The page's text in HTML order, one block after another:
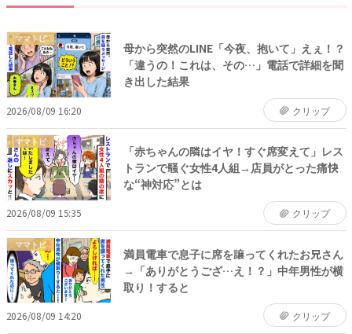
ママトピ
母から突然のLINE「今夜、抱いて」えぇ！？
「違うの！これは、その…」電話で詳細を聞
き出した結果
2026/08/09 16:20 クリップ
ママトピ
「赤ちゃんの隣はイヤ！すぐ席変えて」レス
トランで騒ぐ女性4人組→店員がとった痛快
な“神対応”とは
2026/08/09 15:35 クリップ
ママトピ
満員電車で息子に席を譲ってくれたお兄さん
→「ありがとうござ…え！？」中年男性が横
取り！すると
2026/08/09 14:20 クリップ